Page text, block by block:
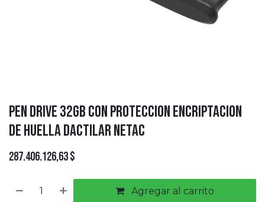
Pen Drive 32Gb Con Proteccion Encriptacion
de Huella Dactilar Netac
287.406.126,63$
Agregar al carrito